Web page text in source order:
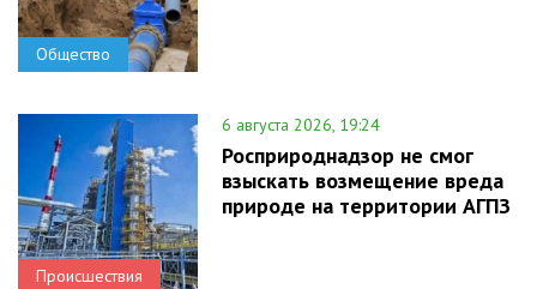
Общество
Происшествия
6 августа 2026, 19:24
Росприроднадзор не смог
взыскать возмещение вреда
природе на территории АГПЗ